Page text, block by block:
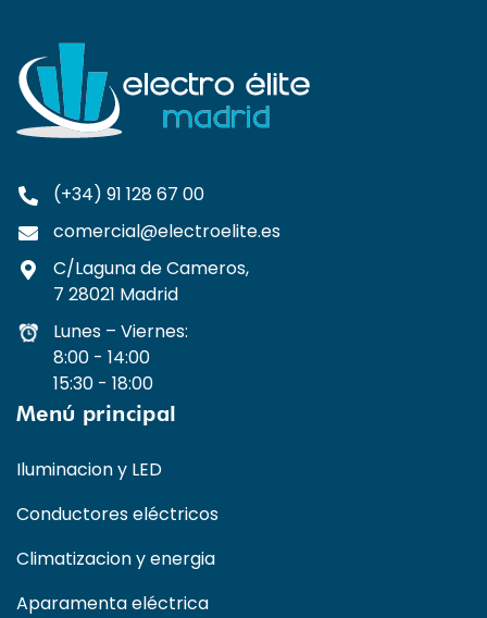
(+34) 91 128 67 00
comercial@electroelite.es
C/Laguna de Cameros,
7 28021 Madrid
Lunes – Viernes:
8:00 - 14:00
15:30 - 18:00
Menú principal
Iluminacion y LED
Conductores eléctricos
Climatizacion y energia
Aparamenta eléctrica